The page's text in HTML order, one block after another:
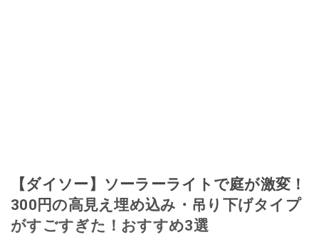
【ダイソー】ソーラーライトで庭が激変！
300円の高見え埋め込み・吊り下げタイプ
がすごすぎた！おすすめ3選